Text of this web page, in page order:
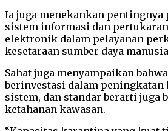
Ia juga menekankan pentingnya
sistem informasi dan
elektronik dalam pelayanan
kesetaraan sumber daya
Sahat juga menyampaikan
berinvestasi dalam peningkatan
sistem, dan standar berarti juga
ketahanan kawasan.